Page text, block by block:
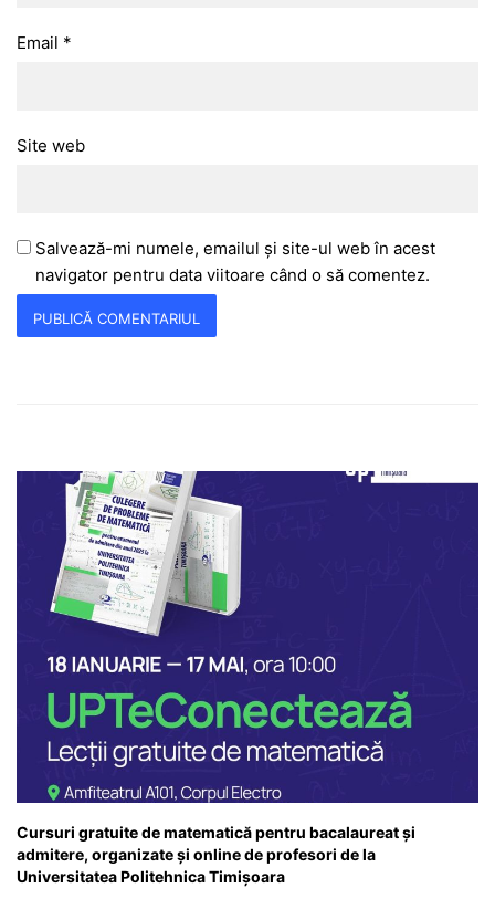
Email *
Site web
Salvează-mi numele, emailul și site-ul web în acest
navigator pentru data viitoare când o să comentez.
Cursuri gratuite de matematică pentru bacalaureat și
admitere, organizate și online de profesori de la
Universitatea Politehnica Timișoara